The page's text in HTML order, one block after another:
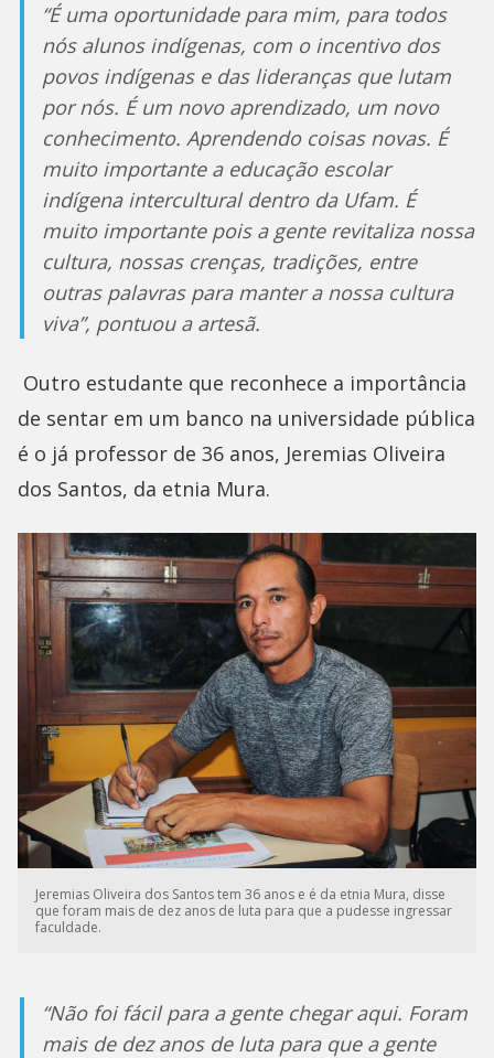
“É uma oportunidade para mim, para todos
nós alunos indígenas, com o incentivo dos
povos indígenas e das lideranças que lutam
por nós. É um novo aprendizado, um novo
conhecimento. Aprendendo coisas novas. É
muito importante a educação escolar
indígena intercultural dentro da Ufam. É
muito importante pois a gente revitaliza nossa
cultura, nossas crenças, tradições, entre
outras palavras para manter a nossa cultura
viva”, pontuou a artesã.
Outro estudante que reconhece a importância
de sentar em um banco na universidade pública
é o já professor de 36 anos, Jeremias Oliveira
dos Santos, da etnia Mura.
Jeremias Oliveira dos Santos tem 36 anos e é da etnia Mura, disse
que foram mais de dez anos de luta para que a pudesse ingressar
faculdade.
“Não foi fácil para a gente chegar aqui. Foram
mais de dez anos de luta para que a gente